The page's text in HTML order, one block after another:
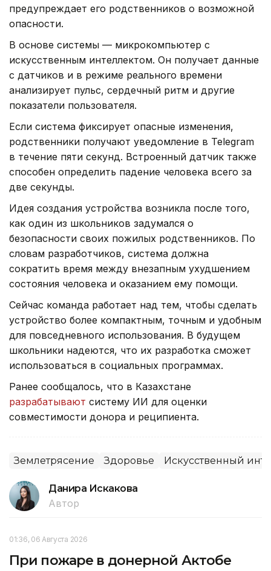
предупреждает его родственников о возможной
опасности.
В основе системы — микрокомпьютер с
искусственным интеллектом. Он получает данные
с датчиков и в режиме реального времени
анализирует пульс, сердечный ритм и другие
показатели пользователя.
Если система фиксирует опасные изменения,
родственники получают уведомление в Telegram
в течение пяти секунд. Встроенный датчик также
способен определить падение человека всего за
две секунды.
Идея создания устройства возникла после того,
как один из школьников задумался о
безопасности своих пожилых родственников. По
словам разработчиков, система должна
сократить время между внезапным ухудшением
состояния человека и оказанием ему помощи.
Сейчас команда работает над тем, чтобы сделать
устройство более компактным, точным и удобным
для повседневного использования. В будущем
школьники надеются, что их разработка сможет
использоваться в социальных программах.
Ранее сообщалось, что в Казахстане
разрабатывают систему ИИ для оценки
совместимости донора и реципиента.
Землетрясение Здоровье Искусственный
Данира Искакова
Автор
01:36, 06 Августа 2026
При пожаре в донерной Актобе